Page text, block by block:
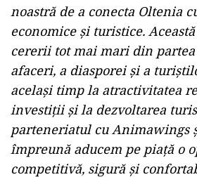
noastră de a conecta Oltenia
economice și turistice.
cererii tot mai mari din
afaceri, a diasporei și a
același timp la atractivitatea
investiții și la dezvoltarea
parteneriatul cu Animawings
împreună aducem pe piață o
competitivă, sigură și